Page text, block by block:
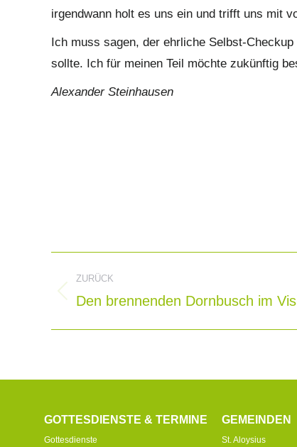
irgendwann holt es uns ein und trifft uns mit
Ich muss sagen, der ehrliche Selbst-
sollte. Ich für meinen Teil möchte zukünftig
Alexander Steinhausen
ZURÜCK
Vorheriger
Den brennenden Dornbusch im
GOTTESDIENSTE & TERMINE
Gottesdienste
GEMEINDEN
St. Aloysius